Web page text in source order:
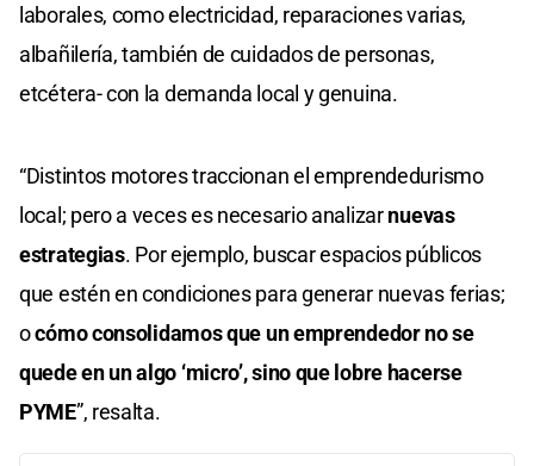
laborales, como electricidad, reparaciones varias,
albañilería, también de cuidados de personas,
etcétera- con la demanda local y genuina.
“Distintos motores traccionan el emprendedurismo
local; pero a veces es necesario analizarnuevas
estrategias. Por ejemplo, buscar espacios públicos
que estén en condiciones para generar nuevas ferias;
ocómo consolidamos que un emprendedor no se
quede en un algo ‘micro’, sino que lobre hacerse
PYME”, resalta.